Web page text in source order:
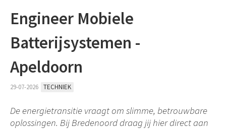
Engineer Mobiele
Batterijsystemen -
Apeldoorn
29-07-2026 TECHNIEK
De energietransitie vraagt om slimme, betrouwbare
oplossingen. Bij Bredenoord draag jij hier direct aan